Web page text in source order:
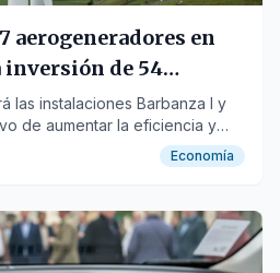
aerogeneradores en
inversión de 54
las instalaciones Barbanza I y
de aumentar la eficiencia y
Economía